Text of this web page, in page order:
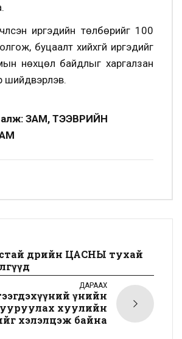
иргэдийн төлбөрийг 100
буцаалт хийхгүй иргэдийг
нөхцөл байдлыг харгалзан
шийдвэрлэв.
ЗАМ, ТЭЭВРИЙН
өдрийн ЦАСНЫ тухай
ДАРААХ
үнийн
бууруулах хуулийн
хэлэлцэж байна